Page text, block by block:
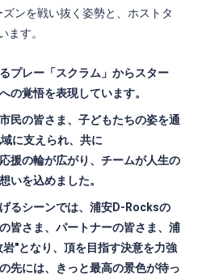
ズンを戦い抜く姿勢と、ホストタ
ます。
プレー「スクラム」からスター
の覚悟を表現しています。
民の皆さま、子どもたちの姿を通
に支えられ、共に
援の輪が広がり、チームが人生の
いを込めました。
るシーンでは、浦安D-Rocksの
皆さま、パートナーの皆さま、浦
岩"となり、頂を目指す決意を力強
先には、きっと最高の景色が待っ